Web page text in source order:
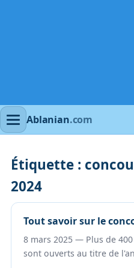
Ablanian.com
Étiquette :
2024
Tout savoir sur le
8 mars 2025 — Plus de
sont ouverts au titre de